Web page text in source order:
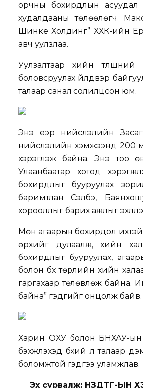
орчны бохирдлын
худалдааны төлөөлөгч
Шинке Холдинг” ХХК-ийн
авч уулзлаа.
Уулзалтаар хийн түлшний
боловсруулах үйлдвэр
талаар санал солилцсон юм.
Энэ үеэр нийслэлийн
нийслэлийн хэмжээнд 200
хэрэглэж байна. Энэ тоо
Улаанбаатар хотод
бохирдлыг бууруулах
баримтлан Сэлбэ,
хорооллыг барих ажлыг
Мөн агаарын бохирдол ихтэй
өрхийг дулаалж, хийн
бохирдлыг бууруулах,
болон бүх төрлийн хийн
гаргахаар төлөвлөж байна.
байна” гэдгийг онцолж байв.
Харин ОХУ болон БНХАУ-ын
бэхжүүлэхэд бүхий л талаар
боломжтой гэдгээ уламжлав.
Эх сурвалж: НЗДТГ-ЫН